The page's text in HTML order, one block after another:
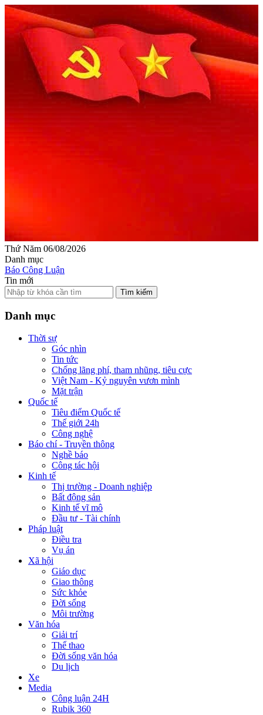
Thứ Năm 06/08/2026
Danh mục
Báo Công Luận
Tin mới
Tìm kiếm
Danh mục
Thời sự
Góc nhìn
Tin tức
Chống lãng phí, tham nhũng, tiêu cực
Việt Nam - Kỷ nguyên vươn mình
Mặt trận
Quốc tế
Tiêu điểm Quốc tế
Thế giới 24h
Công nghệ
Báo chí - Truyền thông
Nghề báo
Công tác hội
Kinh tế
Thị trường - Doanh nghiệp
Bất động sản
Kinh tế vĩ mô
Đầu tư - Tài chính
Pháp luật
Điều tra
Vụ án
Xã hội
Giáo dục
Giao thông
Sức khỏe
Đời sống
Môi trường
Văn hóa
Giải trí
Thể thao
Đời sống văn hóa
Du lịch
Xe
Media
Công luận 24H
Rubik 360